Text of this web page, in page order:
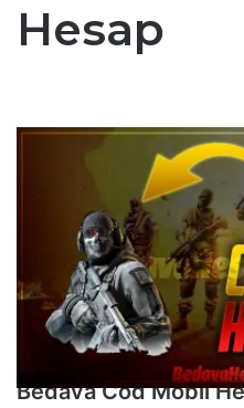
Hesap
Bedava Cod Mobil